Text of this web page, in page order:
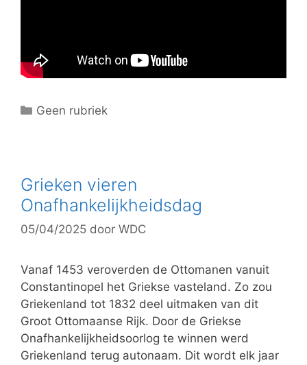
C
g
r
i
ë
n
Geen rubriek
Grieken vieren
Onafhankelijkheidsdag
05/04/2025 door WDC
Vanaf 1453 veroverden de Ottomanen vanuit
Constantinopel het Griekse vasteland. Zo zou
Griekenland tot 1832 deel uitmaken van dit
Groot Ottomaanse Rijk. Door de Griekse
Onafhankelijkheidsoorlog te winnen werd
Griekenland terug autonaam. Dit wordt elk jaar